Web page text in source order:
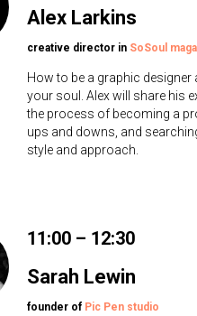
Alex Larkins
creative director in SoSoul
How to be a graphic designer
your soul. Alex will share his
the process of becoming a
ups and downs, and
style and approach.
11:00 – 12:30
Sarah Lewin
founder of Pic Pen studio